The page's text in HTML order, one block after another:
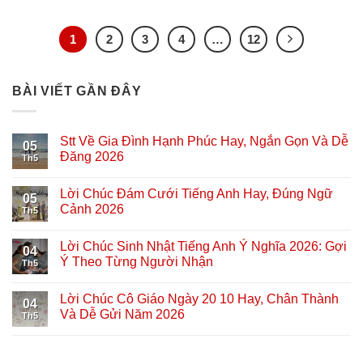
1 2 3 4 … 12
BÀI VIẾT GẦN ĐÂY
05
Th5
Stt Về Gia Đình Hạnh Phúc Hay, Ngắn Gọn Và Dễ
Đăng 2026
05
Th5
Lời Chúc Đám Cưới Tiếng Anh Hay, Đúng Ngữ
Cảnh 2026
04
Th5
Lời Chúc Sinh Nhật Tiếng Anh Ý Nghĩa 2026: Gợi
Ý Theo Từng Người Nhận
04
Th5
Lời Chúc Cô Giáo Ngày 20 10 Hay, Chân Thành
Và Dễ Gửi Năm 2026